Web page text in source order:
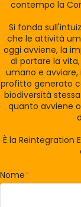
contempo la
Si fonda
che le attività
oggi avviene, la
di portare la
umano e avviare,
profitto generato
biodiversità
quanto avviene
È la Reintegration
Nome*